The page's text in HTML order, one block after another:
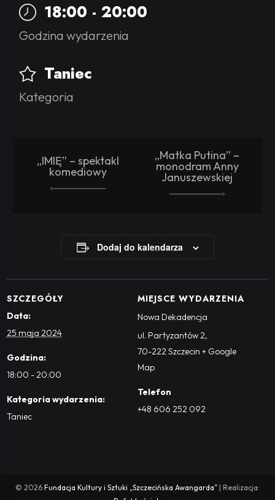
18:00 - 20:00
Godzina wydarzenia
Taniec
Kategoria
„IMIĘ” – spektakl
komediowy
„Matka Putina” –
monodram Anny
Januszewskiej
Dodaj do kalendarza
SZCZEGÓŁY
Data:
25 maja 2024
Godzina:
18:00 - 20:00
Kategoria wydarzenia:
Taniec
MIEJSCE WYDARZENIA
Nowa Dekadencja
ul. Partyzantów 2,
70-222Szczecin + Google
Map
Telefon
+48 606 252 092
© 2026 Fundacja Kultury i Sztuki „Szczecińska Awangarda” | Realizacja: